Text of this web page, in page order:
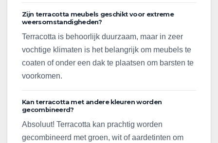
Zijn terracotta meubels geschikt voor extreme
weersomstandigheden?
Terracotta is behoorlijk duurzaam, maar in zeer
vochtige klimaten is het belangrijk om meubels te
coaten of onder een dak te plaatsen om barsten te
voorkomen.
Kan terracotta met andere kleuren worden
gecombineerd?
Absoluut! Terracotta kan prachtig worden
gecombineerd met groen, wit of aardetinten om